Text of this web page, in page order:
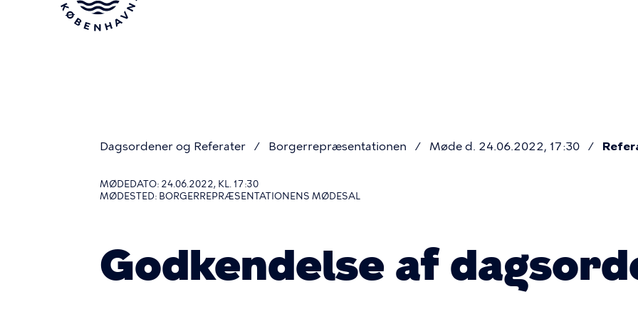
Dagsordener og Referater Borgerrepræsentationen Møde d. 24.06.2022, 17:30
MØDEDATO: 24.06.2022, KL. 17:30
MØDESTED: BORGERREPRÆSENTATIONENS MØDESAL
Godkendelse af